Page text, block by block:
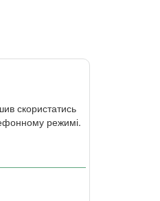
скористатись
режимі.